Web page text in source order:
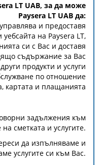
LT UAB, за да може
Paysera LT UAB да:
и предоставя
на Paysera LT,
си с Вас и доставя
съдържание за Вас
продукти и услуги
по отношение
картата и плащанията
задължения към
сметката и услугите.
да изпълняваме и
услугите си към Вас.